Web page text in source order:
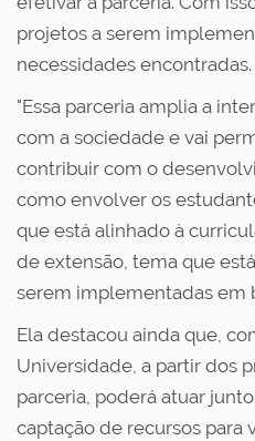
projetos a serem
necessidades encontradas.
"Essa parceria amplia a
com a sociedade e vai
contribuir com o
como envolver os
que está alinhado à
de extensão, tema que
serem implementadas em
Ela destacou ainda que,
Universidade, a partir dos
parceria, poderá atuar
captação de recursos para